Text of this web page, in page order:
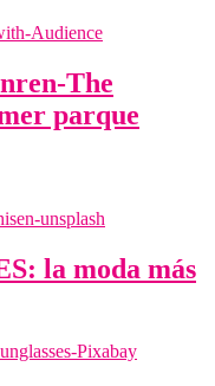
The
parque
la moda más